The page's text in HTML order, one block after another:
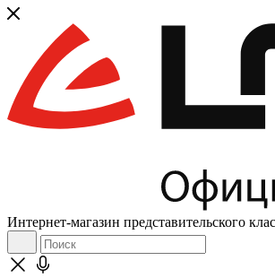
Интернет-магазин представительского